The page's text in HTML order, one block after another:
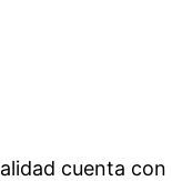
cuenta